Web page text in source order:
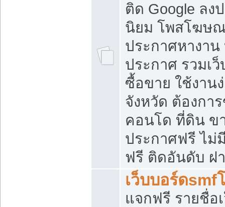
ติด Google ลง
นิยม โพสโฆษ
ประกาศหางาน
ประกาศ รวมเ
ซื้อขาย ใช้งาน
จังหวัด ต้องกา
คอนโด ที่ดิน ข
ประกาศฟรี ไม่
ฟรี ติดอันดับ ฝ
เว็บบอร์ดsmf
แจกฟรี รายชื่อ